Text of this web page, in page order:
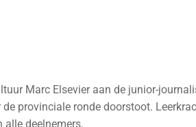
Marc Elsevier aan de junior-
provinciale ronde doorstoot.
deelnemers.